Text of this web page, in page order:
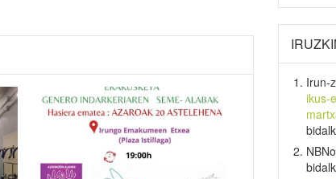
Irun-
ikus-